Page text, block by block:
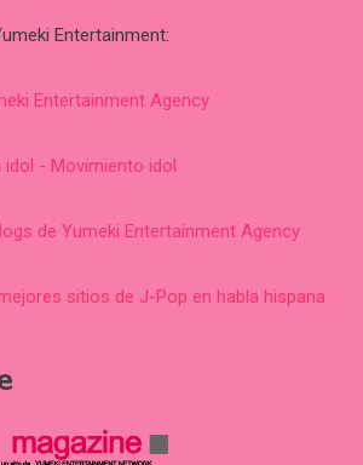
Entertainment:
Entertainment Agency
- Movimiento idol
de Yumeki Entertainment Agency
sitios de J-Pop en habla hispana